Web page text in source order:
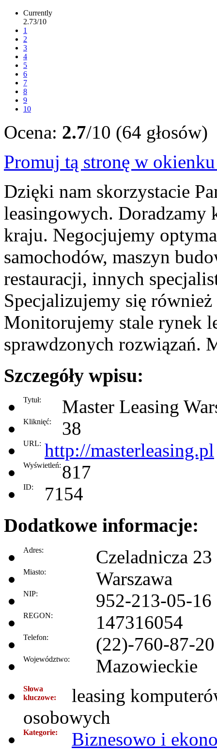
Currently
2.73/10
1
2
3
4
5
6
7
8
9
10
Ocena: 2.7/10 (64 głosów)
Promuj tą stronę w
Dzięki nam skorzystacie
leasingowych. Doradzamy
kraju. Negocjujemy
samochodów, maszyn
restauracji, innych
Specjalizujemy się
Monitorujemy stale rynek
sprawdzonych rozwiązań.
Szczegóły wpisu:
Tytuł: Master Leasing
Kliknięć: 38
URL: http://masterleasing.pl
Wyświetleń: 817
ID: 7154
Dodatkowe informacje:
Adres: Czeladnicza 23
Miasto: Warszawa
NIP: 952-213-05-16
REGON: 147316054
Telefon: (22)-760-87-20
Województwo: Mazowieckie
Słowa
kluczowe:
leasing
osobowych
Kategorie: Biznesowo i